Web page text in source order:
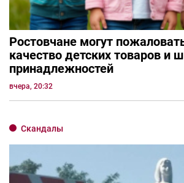
Ростовчане могут
качество детских товаров и
принадлежностей
вчера, 20:32
Скандалы